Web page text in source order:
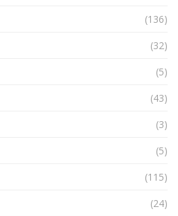
(136)
(32)
(5)
(43)
(3)
(5)
(115)
(24)